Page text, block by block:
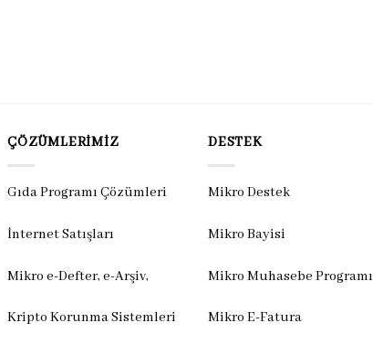
ÇÖZÜMLERIMIZ
Gıda Programı Çözümleri
İnternet Satışları
Mikro e-Defter, e-Arşiv,
Kripto Korunma Sistemleri
DESTEK
Mikro Destek
Mikro Bayisi
Mikro Muhasebe Programı
Mikro E-Fatura